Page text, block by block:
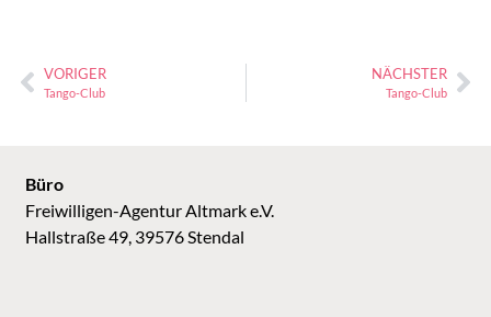
VORIGER
Tango-Club
NÄCHSTER
Tango-Club
Büro
Freiwilligen-Agentur Altmark e.V.
Hallstraße 49, 39576 Stendal